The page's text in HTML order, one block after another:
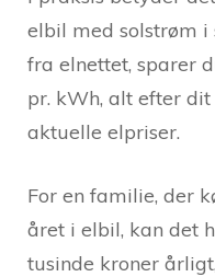
elbil med solstrøm i
fra elnettet, sparer
pr. kWh, alt efter
aktuelle elpriser.
For en familie, der
året i elbil, kan det
tusinde kroner